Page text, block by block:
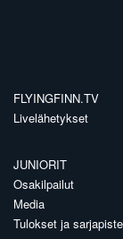
FLYINGFINN.TV
Livelähetykset
JUNIORIT
Osakilpailut
Media
Tulokset ja